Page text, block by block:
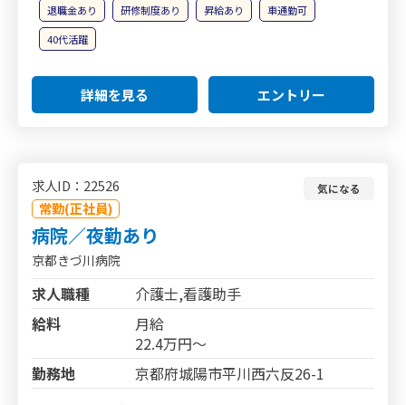
退職金あり 研修制度あり 昇給あり
車通勤可
40代活躍
詳細を見る エントリー
求人ID：22526
常勤(正社員)
気になる
病院／夜勤あり
京都きづ川病院
求人職種
介護士,看護助手
給料
月給
22.4万円～
勤務地
京都府城陽市平川西六反26-1